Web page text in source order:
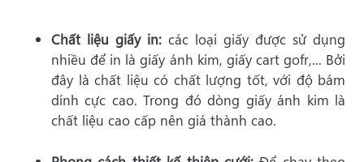
Chất liệu giấy in: các loại giấy được sử dụng
nhiều để in là giấy ánh kim, giấy cart gofr,... Bởi
đây là chất liệu có chất lượng tốt, với độ bám
dính cực cao. Trong đó dòng giấy ánh kim là
chất liệu cao cấp nên giá thành cao.